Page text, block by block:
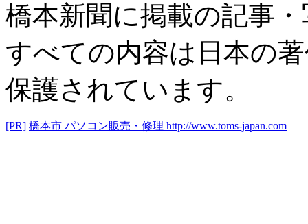
橋本新聞に掲載の記事
すべての内容は日本の
保護されています。
[PR] 橋本市 パソコン販売・修理 http://www.toms-japan.com